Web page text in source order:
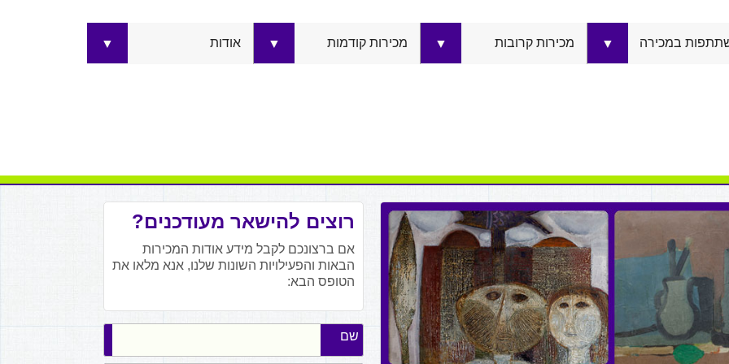
במכירה ▼ מכירות קרובות ▼ מכירות קודמות ▼ אודות ▼
רוצים להישאר מעודכנים?
אם ברצונכם לקבל מידע אודות המכירות
הבאות והפעילויות השונות שלנו, אנא מלאו את
הטופס הבא:
שם